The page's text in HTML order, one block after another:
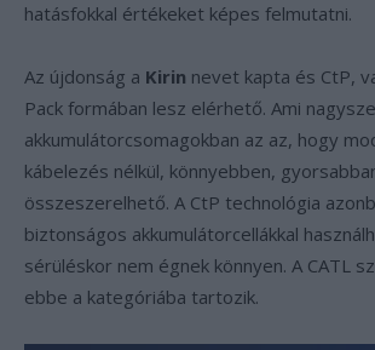
hatásfokkal értékeket képes felmutatni.
Az újdonság a Kirin nevet kapta és CtP,
Pack formában lesz elérhető. Ami
akkumulátorcsomagokban az az, hogy
kábelezés nélkül, könnyebben,
összeszerelhető. A CtP technológia
biztonságos akkumulátorcellákkal
sérüléskor nem égnek könnyen. A CATL
ebbe a kategóriába tartozik.